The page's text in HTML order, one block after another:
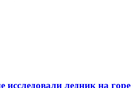
исследовали ледник на горе